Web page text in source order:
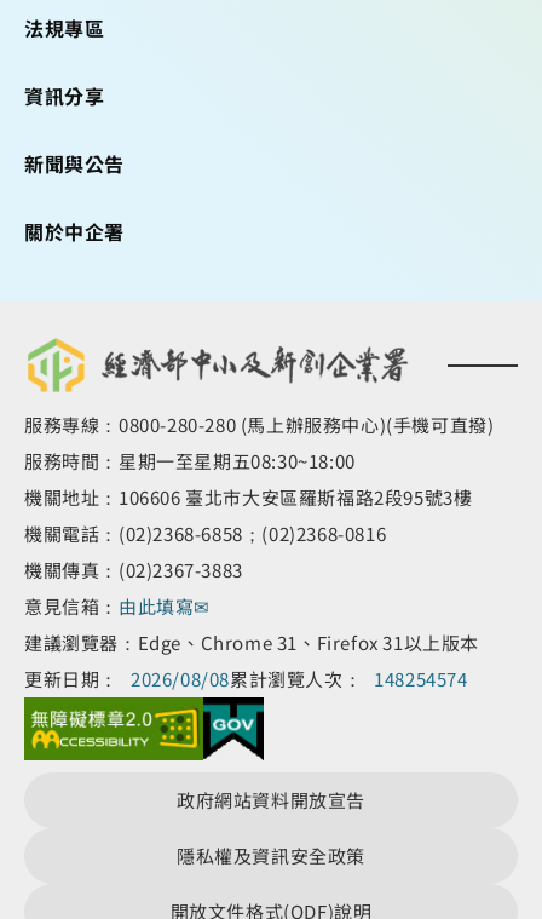
法規專區
資訊分享
新聞與公告
關於中企署
服務專線：0800-280-280 (馬上辦服務中心)(手機可直撥)
服務時間：星期一至星期五08:30~18:00
機關地址：106606 臺北市大安區羅斯福路2段95號3樓
機關電話：(02)2368-6858；(02)2368-0816
機關傳真：(02)2367-3883
意見信箱： 由此填寫✉
建議瀏覽器：Edge、Chrome 31、Firefox 31以上版本
更新日期：
2026/08/08累計瀏覽人次： 148254574
政府網站資料開放宣告
隱私權及資訊安全政策
開放文件格式(ODF)說明